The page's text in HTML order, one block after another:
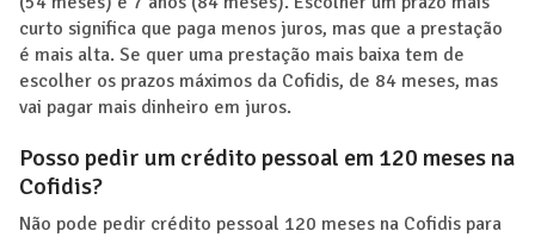
curto significa que paga menos juros, mas que a prestação
é mais alta. Se quer uma prestação mais baixa tem de
escolher os prazos máximos da Cofidis, de 84 meses, mas
vai pagar mais dinheiro em juros.
Posso pedir um crédito pessoal em 120 meses na
Cofidis?
Não pode pedir crédito pessoal 120 meses na Cofidis para